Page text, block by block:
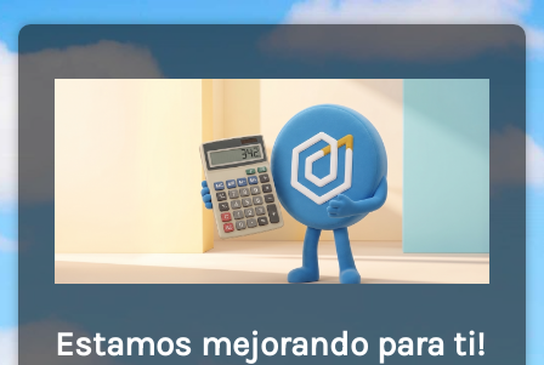
Estamos mejorando para ti!